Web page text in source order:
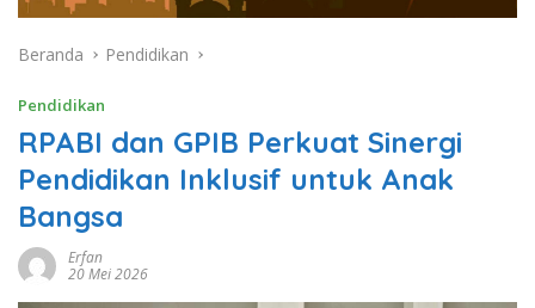
Beranda Pendidikan
Pendidikan
RPABI dan GPIB Perkuat Sinergi
Pendidikan Inklusif untuk Anak
Bangsa
Erfan
20 Mei 2026